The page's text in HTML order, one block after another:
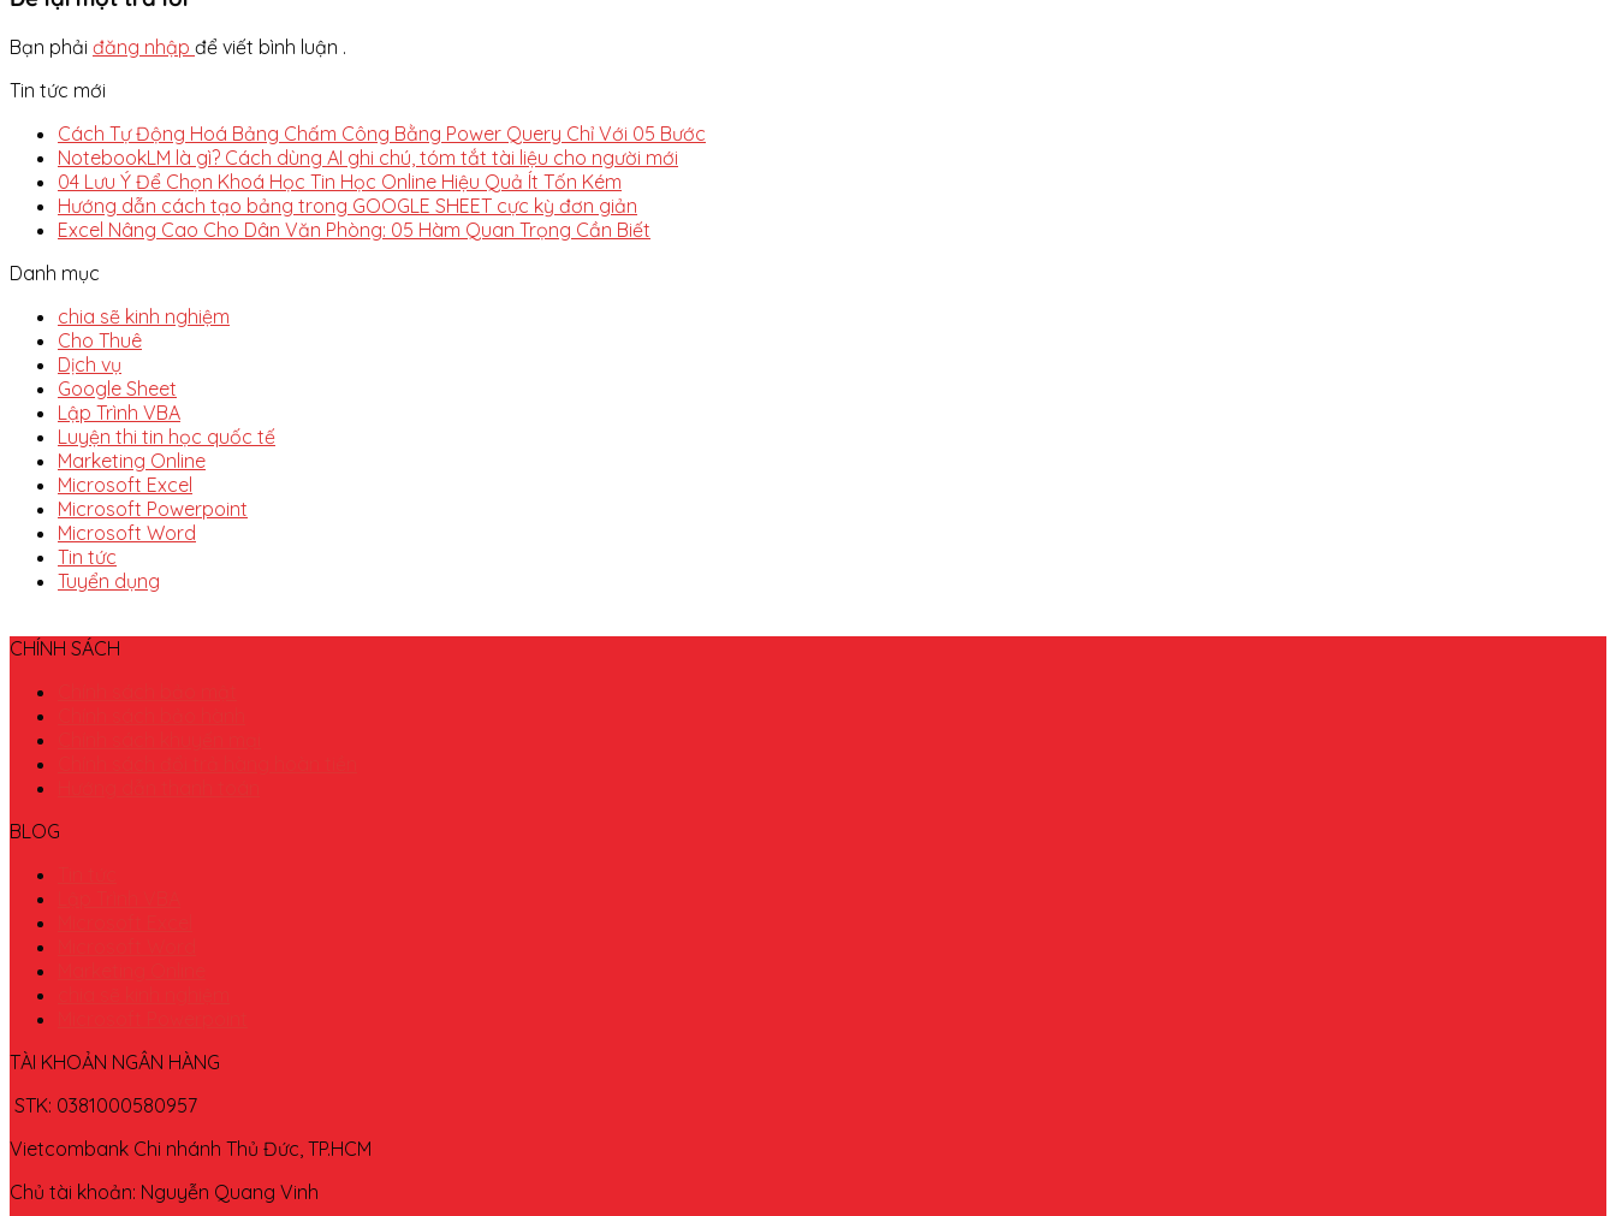
Bạn phải đăng nhập để viết bình luận .
Tin tức mới
Cách Tự Động Hoá Bảng Chấm Công Bằng Power Query Chỉ Với 05 Bước
NotebookLM là gì? Cách dùng AI ghi chú, tóm tắt tài liệu cho người mới
04 Lưu Ý Để Chọn Khoá Học Tin Học Online Hiệu Quả Ít Tốn Kém
Hướng dẫn cách tạo bảng trong GOOGLE SHEET cực kỳ đơn giản
Excel Nâng Cao Cho Dân Văn Phòng: 05 Hàm Quan Trọng Cần Biết
Danh mục
chia sẽ kinh nghiệm
Cho Thuê
Dịch vụ
Google Sheet
Lập Trình VBA
Luyện thi tin học quốc tế
Marketing Online
Microsoft Excel
Microsoft Powerpoint
Microsoft Word
Tin tức
Tuyển dụng
CHÍNH SÁCH
BLOG
TÀI KHOẢN NGÂN HÀNG
STK: 0381000580957
Vietcombank Chi nhánh Thủ Đức, TP.HCM
Chủ tài khoản: Nguyễn Quang Vinh